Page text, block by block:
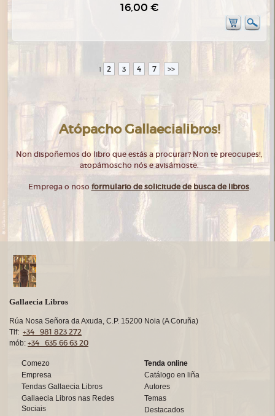
16,00 €
1 2 3 4 7 >>
Atópacho Gallaecialibros!
Non dispoñemos do libro que estás a procurar? Non te preocupes!,
atopámoscho nós e avisámoste.
Emprega o noso formulario de solicitude de busca de libros.
Gallaecia Libros
Rúa Nosa Señora da Axuda, C.P. 15200 Noia (A Coruña)
Tlf: +34 981 823 272
mób: +34 635 66 63 20
Comezo
Empresa
Tendas Gallaecia Libros
Gallaecia Libros nas Redes
Sociais
Tenda online
Catálogo en liña
Autores
Temas
Destacados